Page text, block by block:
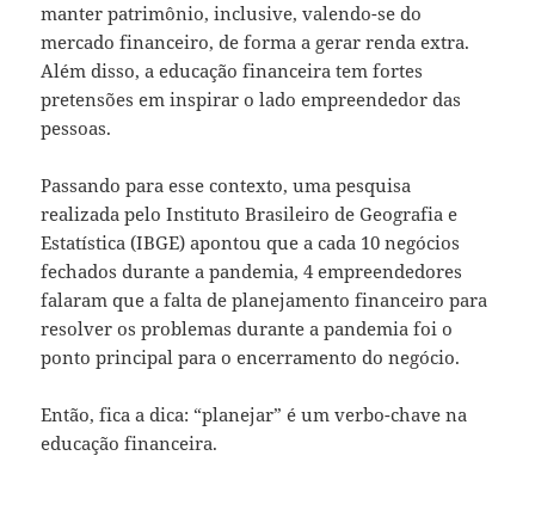
manter patrimônio, inclusive, valendo-se do
mercado financeiro, de forma a gerar renda extra.
Além disso, a educação financeira tem fortes
pretensões em inspirar o lado empreendedor das
pessoas.
Passando para esse contexto, uma pesquisa
realizada pelo Instituto Brasileiro de Geografia e
Estatística (IBGE) apontou que a cada 10 negócios
fechados durante a pandemia, 4 empreendedores
falaram que a falta de planejamento financeiro para
resolver os problemas durante a pandemia foi o
ponto principal para o encerramento do negócio.
Então, fica a dica: “planejar” é um verbo-chave na
educação financeira.